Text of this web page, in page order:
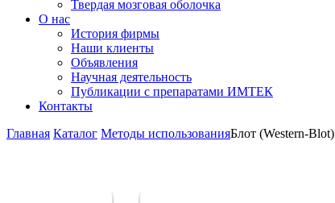
Твердая мозговая оболочка
О нас
История фирмы
Наши клиенты
Объявления
Научная деятельность
Публикации с препаратами ИМТЕК
Контакты
Главная Каталог Методы использованияБлот (Western-Blot)